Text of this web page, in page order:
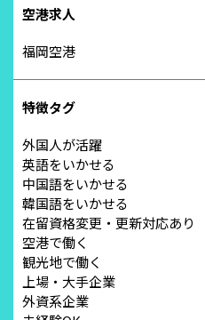
空港求人
福岡空港
特徴タグ
外国人が活躍
英語をいかせる
中国語をいかせる
韓国語をいかせる
在留資格変更・更新対応あり
空港で働く
観光地で働く
上場・大手企業
外資系企業